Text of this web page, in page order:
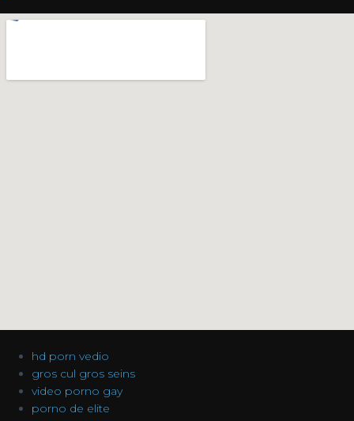
hd porn vedio
gros cul gros seins
video porno gay
porno de elite